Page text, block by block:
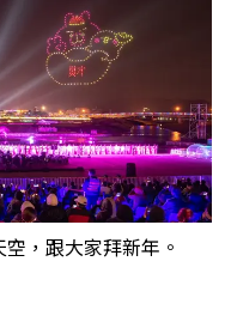
，跟大家拜新年。